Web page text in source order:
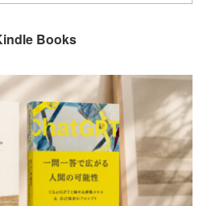
Books